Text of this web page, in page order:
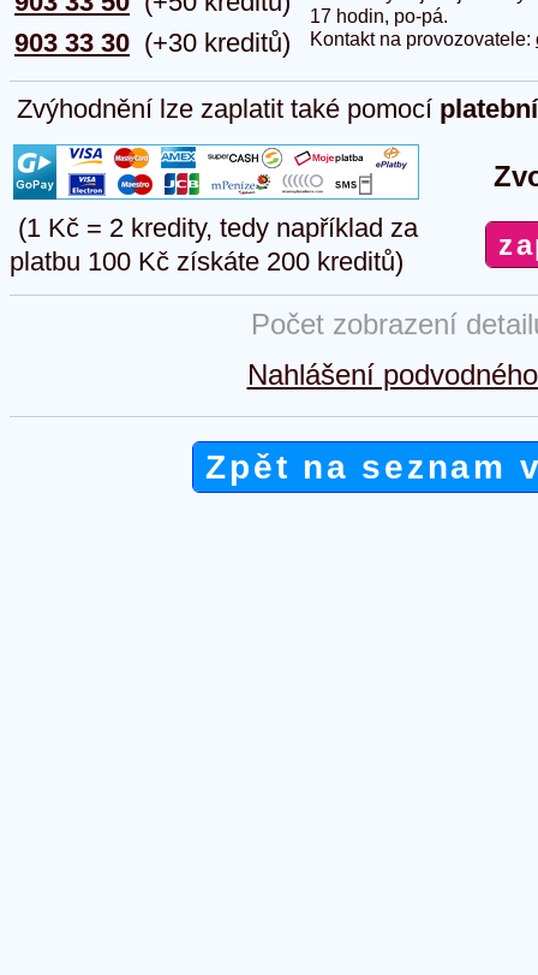
903 33 30 (+30 kreditů)
17 hodin, po-pá.
Kontakt na provozovatele:
Zvýhodnění lze zaplatit také pomocí
(1 Kč = 2 kredity, tedy například za
platbu 100 Kč získáte 200 kreditů)
Počet zobrazení
Nahlášení
Zpět na seznam